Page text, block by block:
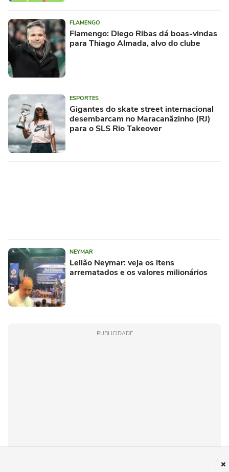
FLAMENGO
Flamengo: Diego Ribas dá boas-vindas
para Thiago Almada, alvo do clube
ESPORTES
Gigantes do skate street internacional
desembarcam no Maracanãzinho (RJ)
para o SLS Rio Takeover
NEYMAR
Leilão Neymar: veja os itens
arrematados e os valores milionários
PUBLICIDADE